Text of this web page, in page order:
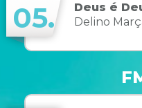
05.
Deus é
Delino